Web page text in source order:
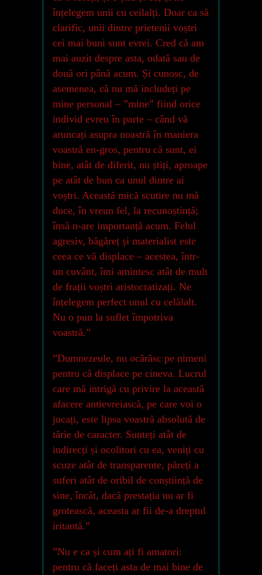
înțelegem unii cu ceilalți. Doar ca să
clarific, unii dintre prietenii voștri
cei mai buni sunt evrei. Cred că am
mai auzit despre asta, odată sau de
două ori până acum. Și cunosc, de
asemenea, că nu mă includeți pe
mine personal – ”mine” fiind orice
individ evreu în parte – când vă
aruncați asupra noastră în maniera
voastră en-gros, pentru că sunt, ei
bine, atât de diferit, nu știți, aproape
pe atât de bun ca unul dintre ai
voștri. Această mică scutire nu mă
duce, în vreun fel, la recunoștință;
însă n-are importanță acum. Felul
agresiv, băgăreț și materialist este
ceea ce vă displace – acestea, într-
un cuvânt, îmi amintesc atât de mult
de frații voștri aristocratizați. Ne
înțelegem perfect unul cu celălalt.
Nu o pun la suflet împotriva
voastră.”
”Dumnezeule, nu ocărăsc pe nimeni
pentru că displace pe cineva. Lucrul
care mă intrigă cu privire la această
afacere antievreiască, pe care voi o
jucați, este lipsa voastră absolută de
tărie de caracter. Sunteți atât de
indirecți și ocolitori cu ea, veniți cu
scuze atât de transparente, păreți a
suferi atât de oribil de conștiință de
sine, încât, dacă prestația nu ar fi
grotească, aceasta ar fii de-a dreptul
iritantă.”
”Nu e ca și cum ați fi amatori:
pentru că faceți asta de mai bine de